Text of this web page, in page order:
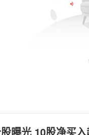
曝光 10股净买